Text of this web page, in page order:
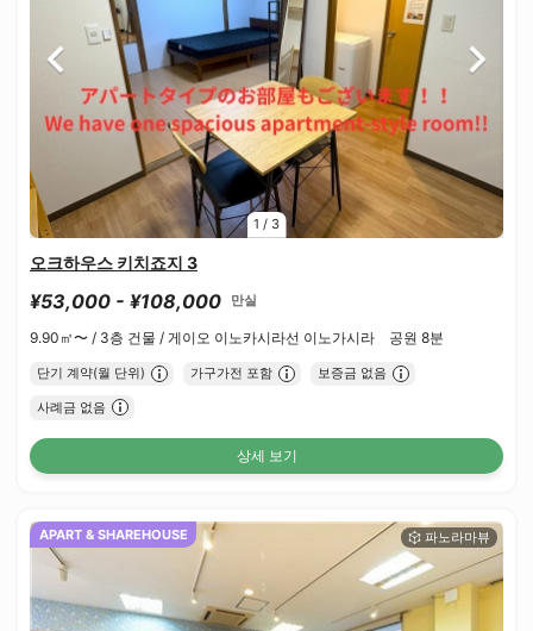
1 / 3
오크하우스 키치죠지 3
¥53,000 - ¥108,000 만실
9.90㎡〜 / 3층 건물 / 게이오 이노카시라선 이노가시라 공원 8분
단기 계약(월 단위) 가구가전 포함 보증금 없음
사례금 없음
상세 보기
APART & SHAREHOUSE